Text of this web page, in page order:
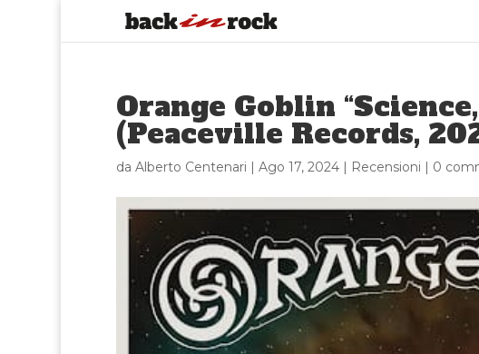
Orange Goblin
(Peaceville Records,
da Alberto Centenari | Ago 17, 2024| Recensioni | 0